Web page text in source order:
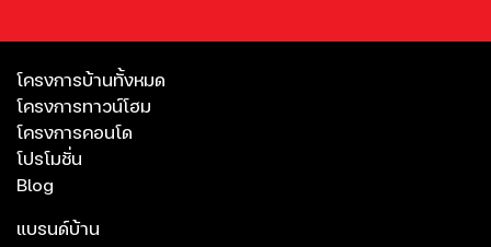
โครงการบ้านทั้งหมด
โครงการทาวน์โฮม
โครงการคอนโด
โปรโมชั่น
Blog
แบรนด์บ้าน